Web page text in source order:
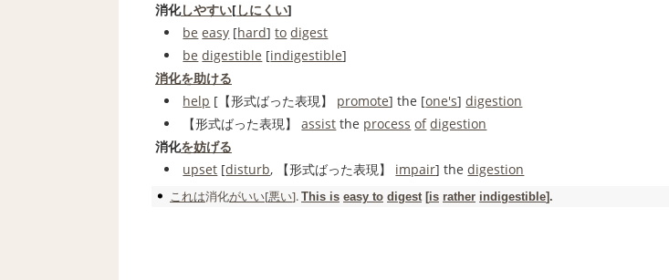
消化しやすい[しにくい]
be easy [hard]to digest
be digestible [indigestible]
消化を助ける
help [ 【形式ばった表現】 promote] the [one's]digestion
【形式ばった表現】
assist the process of digestion
消化を妨げる
upset [disturb, 【形式ばった表現】 impair] thedigestion
これは消化がいい[悪い]. This is easy to digest[is rather indigestible].